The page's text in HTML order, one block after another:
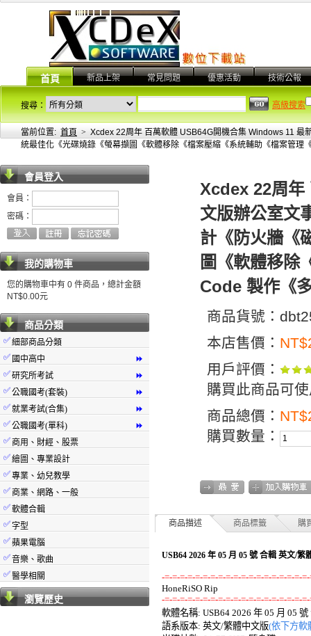
首頁 新品上架 常見問題 優惠活動 技術公報
搜尋： 高級搜索
當前位置: 首頁 > Xcdex 22周年 百萬軟體 USB64G開機合集 Windows 11 最
統最佳化《光碟燒錄《螢幕擷圖《軟體移除《檔案壓縮《系統輔助《檔案管
會員登入
會員：
密碼：
我的購物車
您的購物車中有 0 件商品，總計金額
NT$0.00元
商品分類
✅細部商品分類
⏩
✅ 國中高中
⏩
✅研究所考試
⏩
✅公職國考(套裝)
⏩
✅就業考試(合集)
⏩
✅公職國考(單科)
✅ 商用、財經、股票
✅繪圖、專業設計
✅專業、幼兒教學
✅ 商業、網路、一般
✅軟體合輯
✅字型
✅蘋果電腦
✅音樂、歌曲
✅醫學相關
瀏覽歷史
Xcdex 22周年
文版辦公室文
計《防火牆《
圖《軟體移除
Code 製作《
商品貨號：
本店售價：
用戶評價：
購買此商品可
商品總價：
購買數量：
商品描述 商品標籤 購
USB64 2026 年 05 月 05 號 合輯 英文/繁
-=-=-=-=-=-=-=-=-=-=-=-=-=-=-=-=-=-=-
-=-=-=-=-=-=-=-=-=-=-=-=-=-=-=-=-=-=-
軟體名稱: USB64 2026 年 05 月 05
語系版本: 英文/繁體中文版(依下方軟